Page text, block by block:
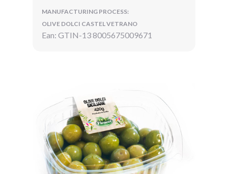
MANUFACTURING PROCESS:
OLIVE DOLCI CASTEL VETRANO
Ean: GTIN-13 8005675009671